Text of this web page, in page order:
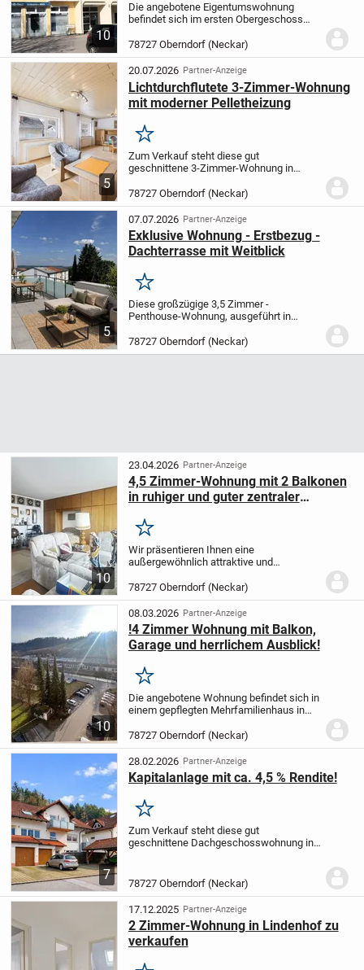
10
Die angebotene Eigentumswohnung
befindet sich im ersten Obergeschoss
bestehend aus insgesamt 23 Wohn- und
Geschäftseinheiten. Die
Wohnungseigentümergemeinschaft aus...
78727 Oberndorf (Neckar)
5
20.07.2026 Partner-Anzeige
Lichtdurchflutete 3-Zimmer-Wohnung
mit moderner Pelletheizung
Merken
Zum Verkauf steht diese gut
geschnittene 3-Zimmer-Wohnung in
Neckar. Die Wohnung befindet sich im
Erdgeschoss eines Zweifamilienhauses
und ist sofort bezugsbere...
78727 Oberndorf (Neckar)
5
07.07.2026 Partner-Anzeige
Exklusive Wohnung - Erstbezug -
Dachterrasse mit Weitblick
Merken
Diese großzügige 3,5 Zimmer -
Penthouse-Wohnung, ausgeführt in
einen Erstbezug mit hervorragender
Ausstattung und individueller
78727 Oberndorf (Neckar)
10
23.04.2026 Partner-Anzeige
4,5 Zimmer-Wohnung mit 2 Balkonen
in ruhiger und guter zentraler
Merken
Wir präsentieren Ihnen eine
außergewöhnlich attraktive und
Wohnung in gesuchter, ruhiger Mikrolage
des Oberndorfer Ortsteils Lindenhof. Mit
einer großzügigen...
78727 Oberndorf (Neckar)
10
08.03.2026 Partner-Anzeige
!4 Zimmer Wohnung mit Balkon,
Garage und herrlichem Ausblick!
Merken
Die angebotene Wohnung befindet sich in
einem gepflegten Mehrfamilienhaus in
a.N., einer charmanten Kleinstadt im
Herzen des Landkreises Rottweil. Die
Stadt...
78727 Oberndorf (Neckar)
7
28.02.2026 Partner-Anzeige
Kapitalanlage mit ca. 4,5 % Rendite!
Merken
Zum Verkauf steht diese gut
geschnittene Dachgeschosswohnung in
und genießen Sie den offenen
Wohnbereich, der mit...
78727 Oberndorf (Neckar)
17.12.2025 Partner-Anzeige
2 Zimmer-Wohnung in Lindenhof zu
verkaufen